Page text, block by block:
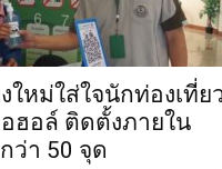
ใหม่ใส่ใจนักท่องเที่ย
ฮอล์ ติดตั้งภายใน
ว่า 50 จุด